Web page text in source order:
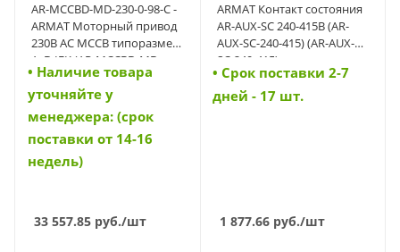
AR-MCCBD-MD-230-0-98-C -
ARMAT Моторный привод
230В AC MCCB типоразмер
A; D IEK (AR-MCCBD-MD-
230-0-98-C)
• Наличие товара
уточняйте у
менеджера: (срок
поставки от 14-16
недель)
33 557.85 руб./шт
ARMAT Контакт состояния
AR-AUX-SC 240-415В (AR-
AUX-SC-240-415) (AR-AUX-
SC-240-415)
• Cрок поставки 2-7
дней - 17 шт.
1 877.66руб./шт